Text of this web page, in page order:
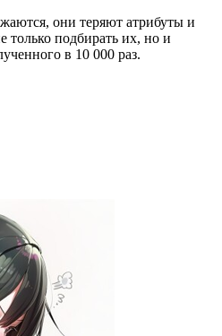
они теряют атрибуты и
только подбирать их, но и
в 10 000 раз.